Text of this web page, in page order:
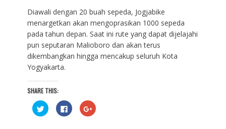
Diawali dengan 20 buah sepeda, Jogjabike
menargetkan akan mengoprasikan 1000 sepeda
pada tahun depan. Saat ini rute yang dapat dijelajahi
pun seputaran Malioboro dan akan terus
dikembangkan hingga mencakup seluruh Kota
Yogyakarta.
SHARE THIS:
C
l
C
l
C
l